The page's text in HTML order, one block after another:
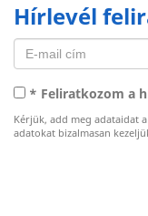
Hírlevél
* Feliratkozom a
Kérjük, add meg adataidat
adatokat bizalmasan